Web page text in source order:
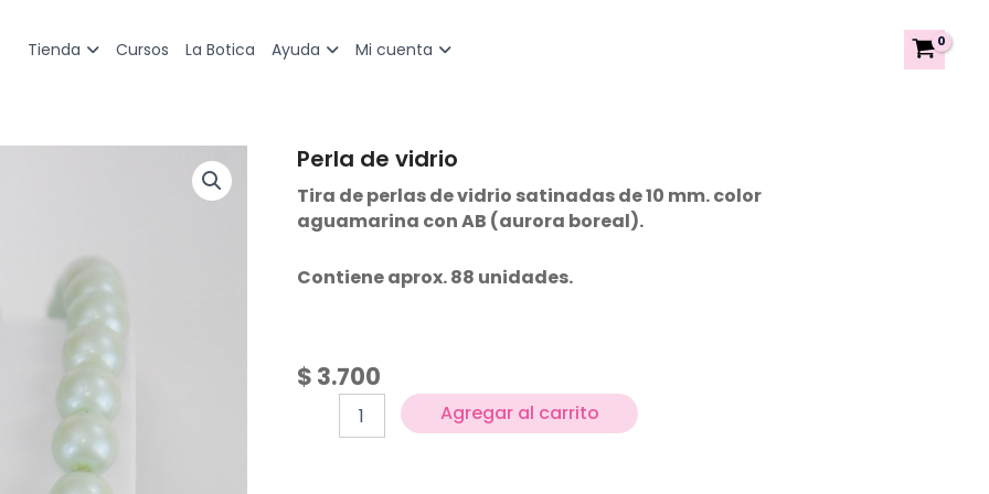
Tienda Cursos La Botica Ayuda Mi cuenta
Perla de vidrio
Tira de perlas de vidrio satinadas de 10 mm. color
aguamarina con AB (aurora boreal).
Contiene aprox. 88 unidades.
$ 3.700
Perla
vidrio
cantidad
Agregar al carrito